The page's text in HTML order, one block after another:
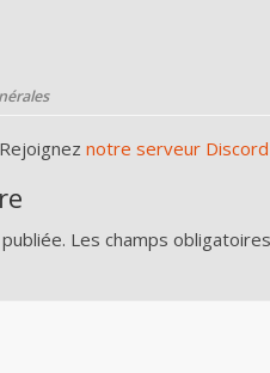
notre serveur Discord
Les champs